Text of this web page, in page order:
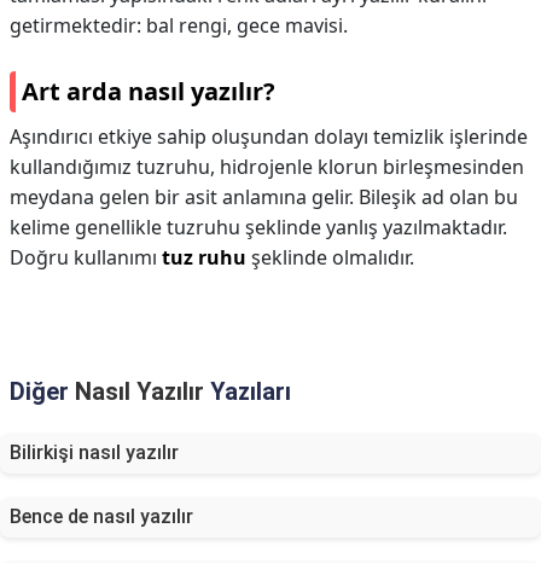
getirmektedir: bal rengi, gece mavisi.
Art arda nasıl yazılır?
Aşındırıcı etkiye sahip oluşundan dolayı temizlik işlerinde
kullandığımız tuzruhu, hidrojenle klorun birleşmesinden
meydana gelen bir asit anlamına gelir. Bileşik ad olan bu
kelime genellikle tuzruhu şeklinde yanlış yazılmaktadır.
Doğru kullanımı tuz ruhu şeklinde olmalıdır.
Diğer Nasıl Yazılır Yazıları
Bilirkişi nasıl yazılır
Bence de nasıl yazılır